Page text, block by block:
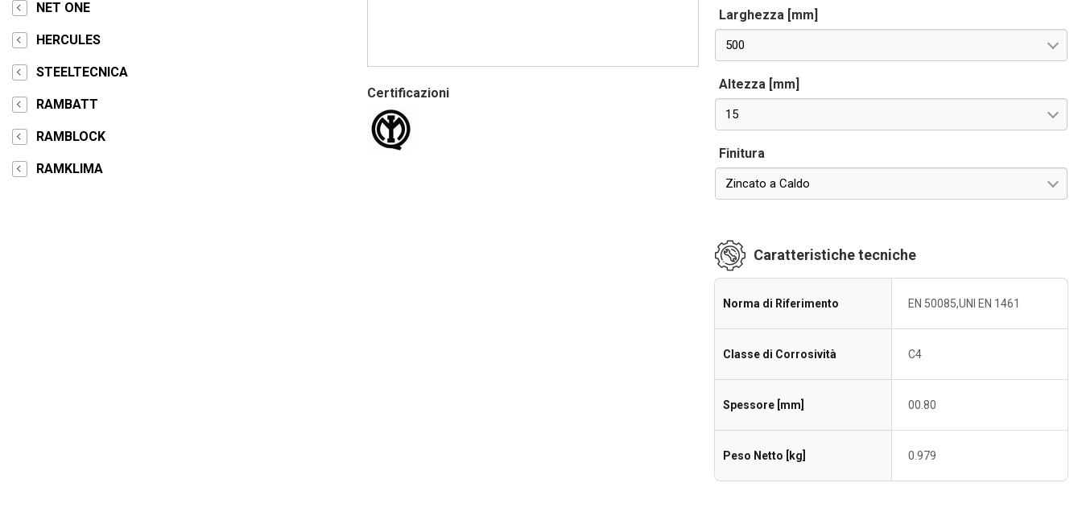
NET ONE
HERCULES
STEELTECNICA
RAMBATT
RAMBLOCK
RAMKLIMA
Certificazioni
Larghezza [mm]
500
Altezza [mm]
15
Finitura
Zincato a Caldo
Caratteristiche tecniche
Norma di Riferimento EN 50085,UNI EN 1461
Classe di Corrosività C4
Spessore [mm] 00.80
Peso Netto [kg] 0.979